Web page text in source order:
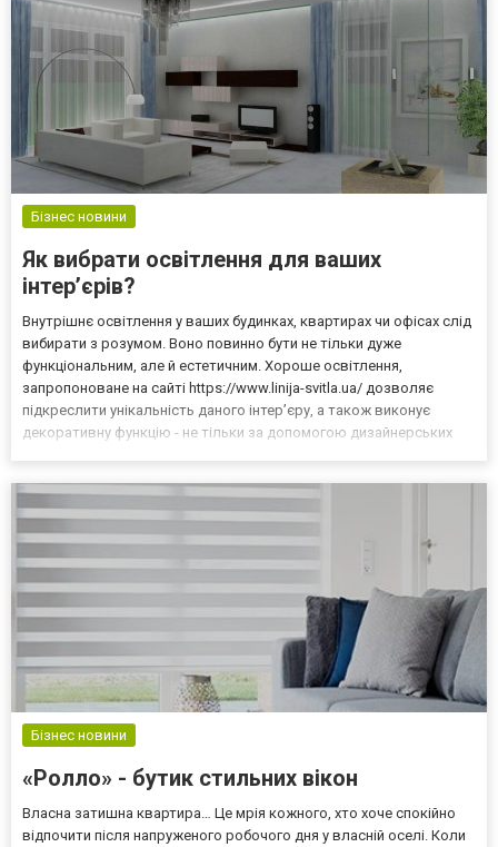
Бізнес новини
Як вибрати освітлення для ваших
інтер’єрів?
Внутрішнє освітлення у ваших будинках, квартирах чи офісах слід
вибирати з розумом. Воно повинно бути не тільки дуже
функціональним, але й естетичним. Хороше освітлення,
запропоноване на сайті https://www.linija-svitla.ua/ дозволяє
підкреслити унікальність даного інтер’єру, а також виконує
декоративну функцію - не тільки за допомогою дизайнерських
Бізнес новини
«Ролло» - бутик стильних вікон
Власна затишна квартира… Це мрія кожного, хто хоче спокійно
відпочити після напруженого робочого дня у власній оселі. Коли